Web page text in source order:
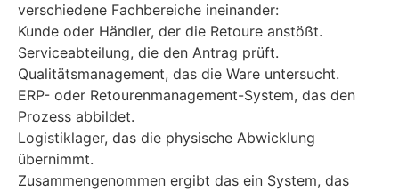
verschiedene Fachbereiche ineinander:
Kunde oder Händler, der die Retoure anstößt.
Serviceabteilung, die den Antrag prüft.
Qualitätsmanagement, das die Ware untersucht.
ERP- oder Retourenmanagement-System, das den
Prozess abbildet.
Logistiklager, das die physische Abwicklung
übernimmt.
Zusammengenommen ergibt das ein System, das